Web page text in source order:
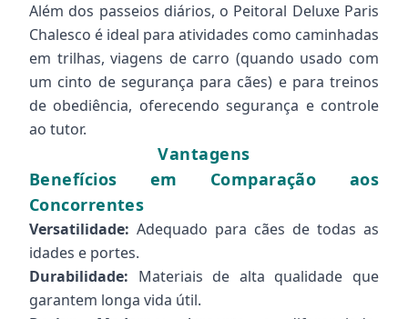
Além dos passeios diários, o Peitoral Deluxe Paris
Chalesco é ideal para atividades como caminhadas
em trilhas, viagens de carro (quando usado com
um cinto de segurança para cães) e para treinos
de obediência, oferecendo segurança e controle
ao tutor.
Vantagens
Benefícios em Comparação aos
Concorrentes
Versatilidade: Adequado para cães de todas as
idades e portes.
Durabilidade: Materiais de alta qualidade que
garantem longa vida útil.